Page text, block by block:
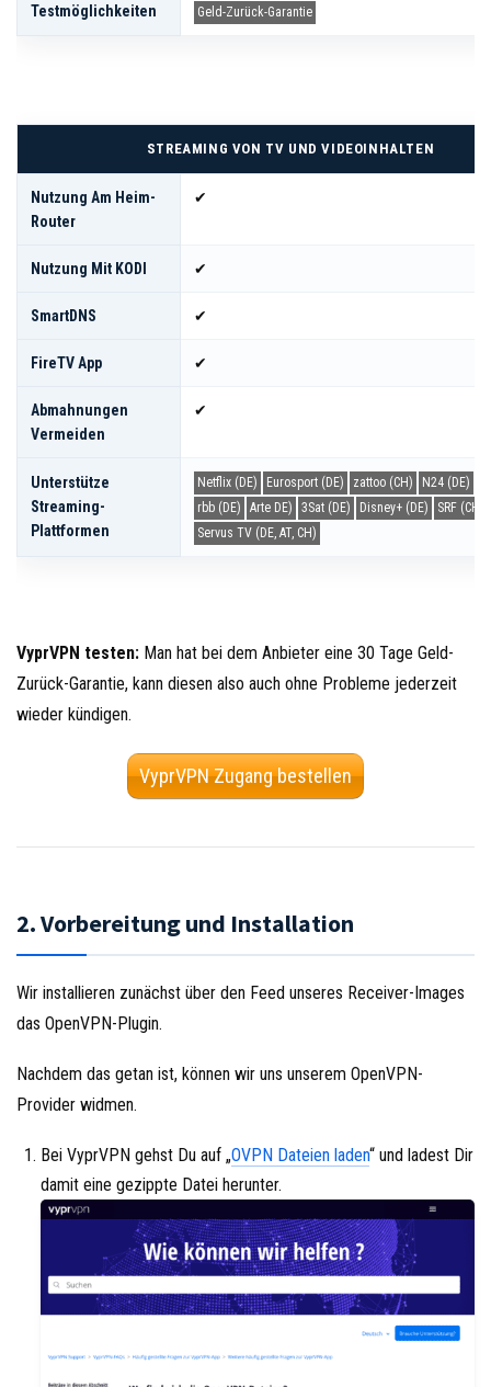
Testmöglichkeiten Geld-Zurück-Garantie
STREAMING VON TV UND VIDEOINHALTEN
Nutzung Am Heim-
Router
✔
Nutzung Mit KODI ✔
SmartDNS ✔
FireTV App ✔
Abmahnungen
Vermeiden
✔
Unterstütze
Streaming-
Plattformen
Netflix (DE) Eurosport (DE) zattoo (CH) N24 (DE)
rbb (DE)
Arte DE) 3Sat (DE) Disney+ (DE)
SRF (CH)
Servus TV (DE, AT, CH)
VyprVPN testen: Man hat bei dem Anbieter eine 30 Tage Geld-
Zurück-Garantie, kann diesen also auch ohne Probleme jederzeit
wieder kündigen.
VyprVPN Zugang bestellen
2. Vorbereitung und Installation
Wir installieren zunächst über den Feed unseres Receiver-Images
das OpenVPN-Plugin.
Nachdem das getan ist, können wir uns unserem OpenVPN-
Provider widmen.
Bei VyprVPN gehst Du auf „OVPN Dateien laden“ und ladest Dir
damit eine gezippte Datei herunter.